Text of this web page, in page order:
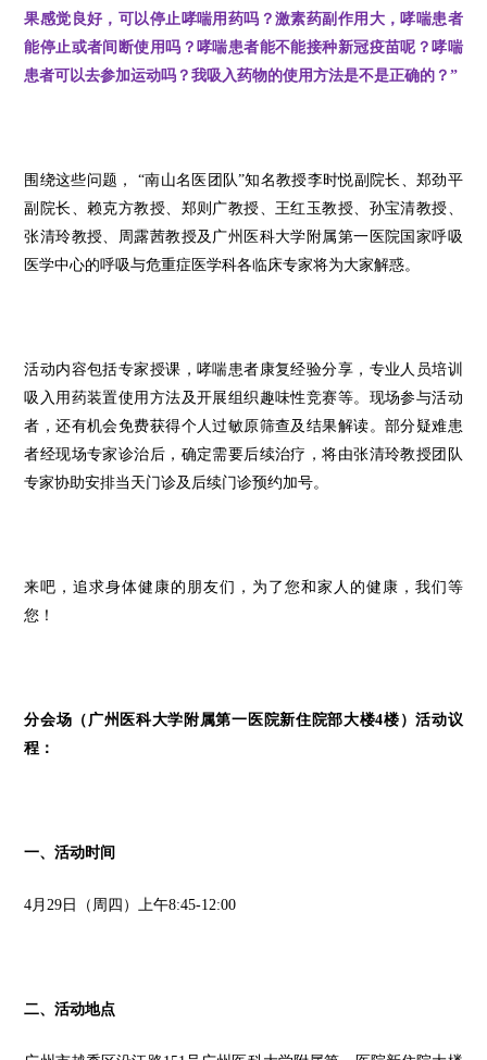
果感觉良好，可以停止哮喘用药吗？激素药副作用大，哮喘患者
能停止或者间断使用吗？哮喘患者能不能接种新冠疫苗呢？哮喘
患者可以去参加运动吗？我吸入药物的使用方法是不是正确的？”
围绕这些问题， “南山名医团队”知名教授李时悦副院长、郑劲平
副院长、赖克方教授、郑则广教授、王红玉教授、孙宝清教授、
张清玲教授、周露茜教授及广州医科大学附属第一医院国家呼吸
医学中心的呼吸与危重症医学科各临床专家将为大家解惑。
活动内容包括专家授课，哮喘患者康复经验分享，专业人员培训
吸入用药装置使用方法及开展组织趣味性竞赛等。现场参与活动
者，还有机会免费获得个人过敏原筛查及结果解读。部分疑难患
者经现场专家诊治后，确定需要后续治疗，将由张清玲教授团队
专家协助安排当天门诊及后续门诊预约加号。
来吧，追求身体健康的朋友们，为了您和家人的健康，我们等
您！
分会场（广州医科大学附属第一医院新住院部大楼4楼）活动议
程：
一、活动时间
4月29日（周四）上午8:45-12:00
二、活动地点